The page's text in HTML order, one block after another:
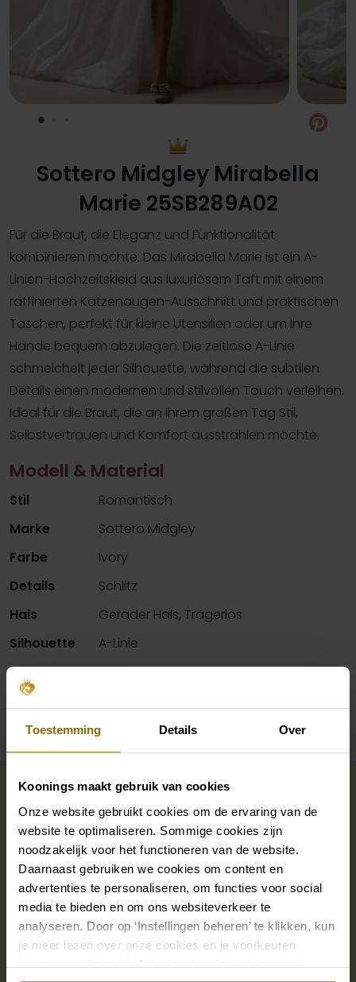
Toestemming Details Over
Koonings maakt gebruik van cookies
Onze website gebruikt cookies om de ervaring van de
website te optimaliseren. Sommige cookies zijn
noodzakelijk voor het functioneren van de website.
Daarnaast gebruiken we cookies om content en
advertenties te personaliseren, om functies voor social
media te bieden en om ons websiteverkeer te
analyseren. Door op ‘Instellingen beheren’ te klikken, kun
je meer lezen over onze cookies en je voorkeuren
aanpassen. Door op ‘Alles toestaan’ te klikken, ga je
Sottero Midgley Mirabella
Marie 25SB289A02
Für die Braut, die Eleganz und Funktionalität
kombinieren möchte. Das Mirabella Marie ist ein A-
Linien-Hochzeitskleid aus luxuriösem Taft mit einem
raffinierten Katzenaugen-Ausschnitt und praktischen
Taschen, perfekt für kleine Utensilien oder um Ihre
Hände bequem abzulegen. Die zeitlose A-Linie
schmeichelt jeder Silhouette, während die subtilen
Details einen modernen und stilvollen Touch verleihen.
Ideal für die Braut, die an ihrem großen Tag Stil,
Selbstvertrauen und Komfort ausstrahlen möchte.
Modell & Material
Stil
Romantisch
Marke
Sottero Midgley
Farbe
Ivory
Details
Schlitz
Hals
Gerader Hals, Trägerlos
Silhouette
A-Linie
Verfügbarkeit pro Geschäft
Vervollständigen Sie Ihren
Brautlook
Die perfekten Brautschuhe unter deinem
Hochzeitskleid, aber auch Ketten, Armbänder und
Ohrringe, die genau zu deinem Brautkleid passen, oder
ein wunderschöner Schleier, Haarband oder
Haarnadel für deine Brautfrisur: Dein Brautlook ist erst
mit passenden Accessoires komplett. In unserem